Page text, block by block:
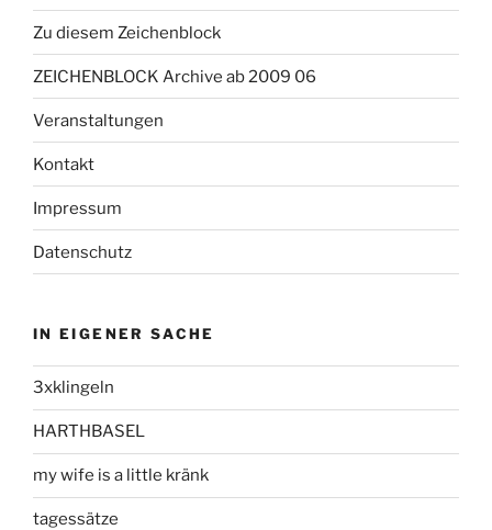
Zu diesem Zeichenblock
ZEICHENBLOCK Archive ab 2009 06
Veranstaltungen
Kontakt
Impressum
Datenschutz
IN EIGENER SACHE
3xklingeln
HARTHBASEL
my wife is a little kränk
tagessätze